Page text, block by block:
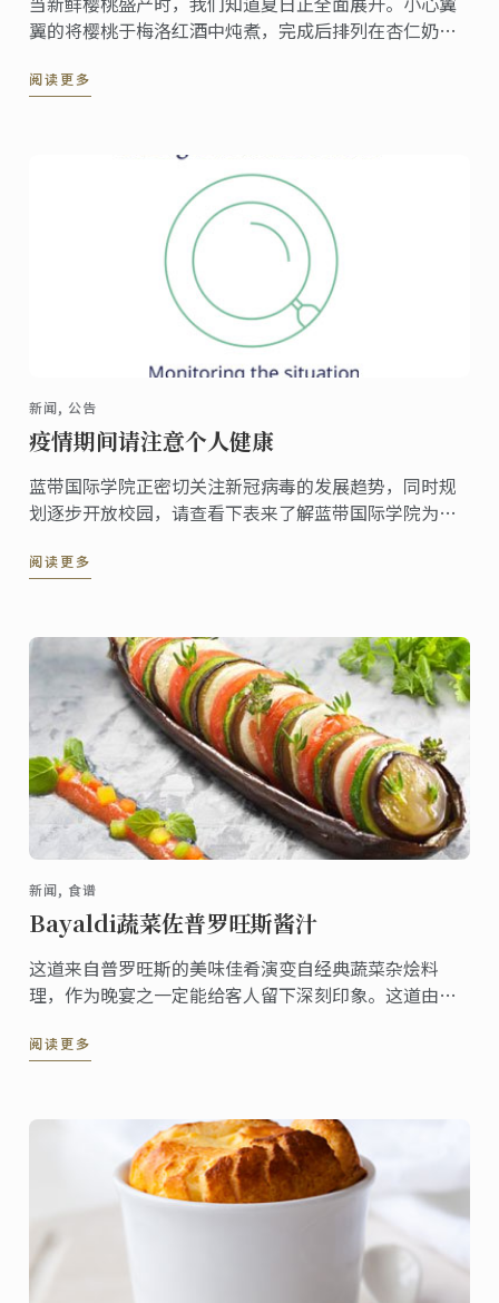
翼的将樱桃于梅洛红酒中炖煮，完成后排列在杏仁奶油
阅读更多
新闻, 公告
疫情期间请注意个人健康
蓝带国际学院正密切关注新冠病毒的发展趋势，同时规
划逐步开放校园，请查看下表来了解蓝带国际学院为保
阅读更多
新闻, 食谱
Bayaldi蔬菜佐普罗旺斯酱汁
这道来自普罗旺斯的美味佳肴演变自经典蔬菜杂烩料
理，作为晚宴之一定能给客人留下深刻印象。这道由蓝
为大型宴会的配菜。
阅读更多